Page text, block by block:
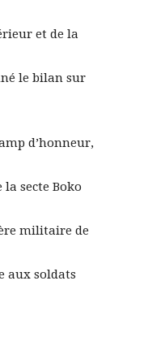
et de la
le bilan sur
d’honneur,
secte Boko
militaire de
aux soldats